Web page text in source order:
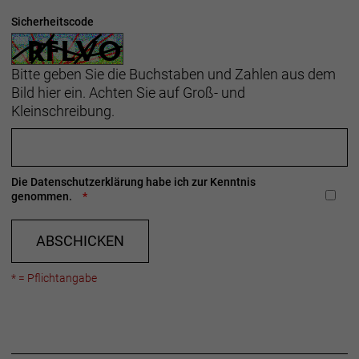
Rahmengröße: M
Rahmenmaterial: Aluminium
Gangschaltung: Shimano CUES U6000 GS
Schalthebel: Shimano CUES U6000 mit optischer
Ganganzeige, 10-fach
Hinterradbremse: Hydraulische 4-Kolben-
MT420 Bremssattel // Hydraulische
Sicherheitscode
Bitte geben Sie die Buchstaben und Zahlen aus dem
Bild hier ein. Achten Sie auf Groß- und
Kleinschreibung.
Die Datenschutzerklärung habe ich zur Kenntnis
genommen.
ABSCHICKEN
* = Pflichtangabe